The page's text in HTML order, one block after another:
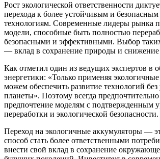
Рост экологической ответственности
перехода к более устойчивым и
технологиям. Современные лидеры рынка
модели, способные быть полностью
безопасными и эффективными. Выбор
— вклад в сохранение природы и снижение
Как отметил один из ведущих экспертов в
энергетики: «Только применяя
можем обеспечить развитие технологий
планеты». Поэтому всегда предпочтительно
предпочтение моделям с подтвержденным
переработки и экологической безопасности.
Переход на экологичные аккумуляторы —
способ стать более ответственными
внести свой вклад в сохранение